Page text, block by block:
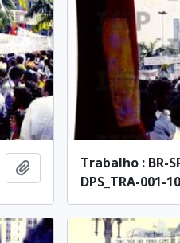
Añadir al portapapeles
Trabalho : BR-
DPS_TRA-001-